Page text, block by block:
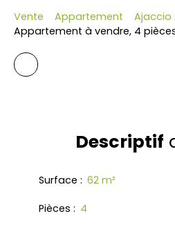
Vente Appartement
Ajaccio
Appartement à vendre, 4
Descriptif
Surface : 62 m²
Pièces : 4